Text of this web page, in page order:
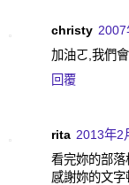
christy 2007
加油ㄛ,我們
回覆
rita 2013年2
看完妳的部
感謝妳的文